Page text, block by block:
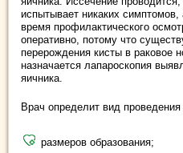
испытывает никаких
время профилактического
оперативно, потому что
перерождения кисты в раковое
назначается лапароскопия
яичника.
Врач определит вид
размеров образования;